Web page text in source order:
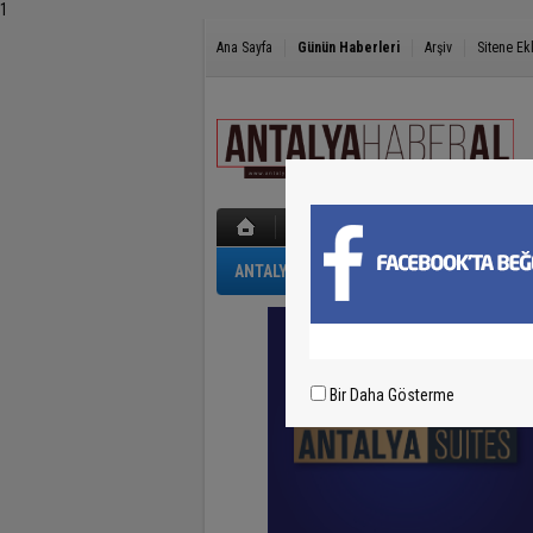
1
Ana Sayfa Günün Haberleri Arşiv Sitene
ANTALYA GÜNCEL POLİS-ADLİYE
Bir Daha Gösterme